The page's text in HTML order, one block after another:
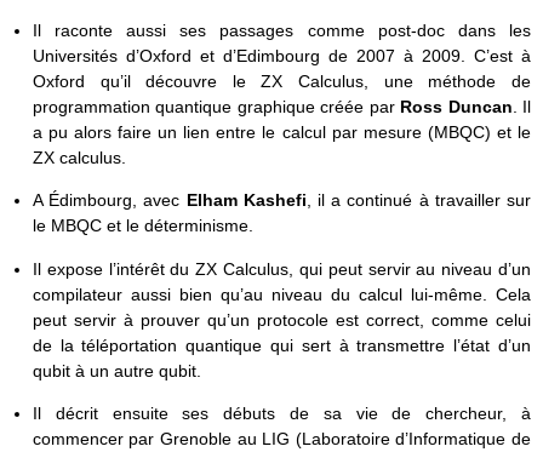
Il raconte aussi ses passages comme post-doc dans les
Universités d’Oxford et d’Edimbourg de 2007 à 2009. C’est à
Oxford qu’il découvre le ZX Calculus, une méthode de
programmation quantique graphique créée par Ross Duncan. Il
a pu alors faire un lien entre le calcul par mesure (MBQC) et le
ZX calculus.
A Édimbourg, avec Elham Kashefi, il a continué à travailler sur
le MBQC et le déterminisme.
Il expose l’intérêt du ZX Calculus, qui peut servir au niveau d’un
compilateur aussi bien qu’au niveau du calcul lui-même. Cela
peut servir à prouver qu’un protocole est correct, comme celui
de la téléportation quantique qui sert à transmettre l’état d’un
qubit à un autre qubit.
Il décrit ensuite ses débuts de sa vie de chercheur, à
commencer par Grenoble au LIG (Laboratoire d’Informatique de